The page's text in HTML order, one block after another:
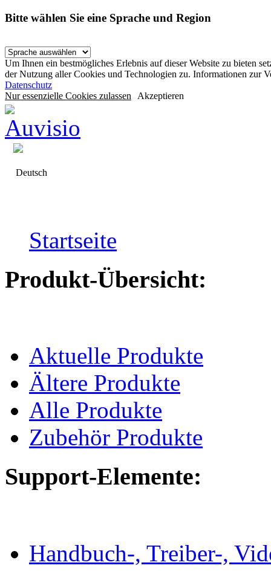
Bitte wählen Sie eine Sprache und Region
Um Ihnen ein bestmögliches Erlebnis auf dieser Website zu bieten
der Nutzung aller Cookies und Technologien zu. Informationen zur
Datenschutz
Nur essenzielle Cookies zulassen Akzeptieren
Deutsch
Startseite
Produkt-Übersicht:
Aktuelle Produkte
Ältere Produkte
Alle Produkte
Zubehör Produkte
Support-Elemente:
Handbuch-, Treiber-,